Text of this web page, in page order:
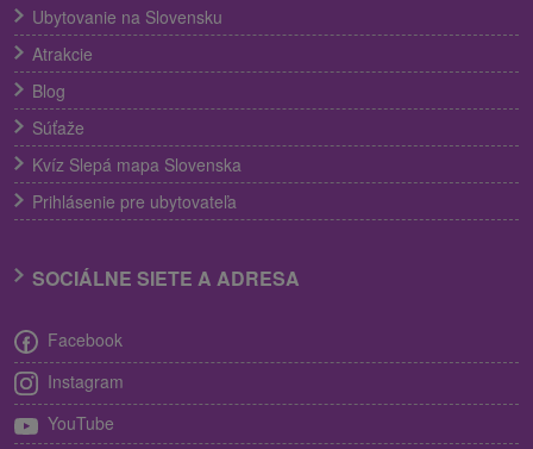
Ubytovanie na Slovensku
Atrakcie
Blog
Súťaže
Kvíz Slepá mapa Slovenska
Prihlásenie pre ubytovateľa
SOCIÁLNE SIETE A ADRESA
Facebook
Instagram
YouTube